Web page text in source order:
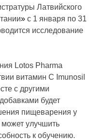
Латвийского
» с 1 января по 31
исследование
Lotos Pharma
витамин С Imunosil
с другими
будет
пищеварения у
может улучшить
к обучению.